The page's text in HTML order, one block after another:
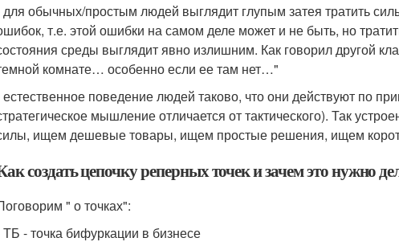
для обычных/простым людей выглядит глупым затея тратить
т.е. этой ошибки на самом деле может и не быть, но
среды выглядит явно излишним. Как говорил другой
комнате… особенно если ее там нет…"
естественное поведение людей таково, что они действуют по
мышление отличается от тактического). Так
ищем дешевые товары, ищем простые решения, ищем
создать цепочку реперных точек и зачем это нужно
" о точках":
ТБ - точка бифуркации в бизнесе